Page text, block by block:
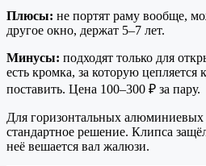
Плюсы: не портят раму вообще,
другое окно, держат 5–7 лет.
Минусы: подходят только для
есть кромка, за которую цепляется
поставить. Цена 100–300 ₽ за пару.
Для горизонтальных
стандартное решение. Клипса
неё вешается вал жалюзи.